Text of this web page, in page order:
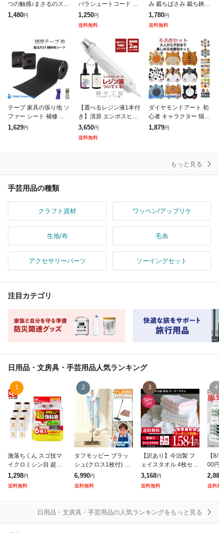
つの触感♪まさるのスク
イーズレジン セット グ
1,480円
パラシュートコード テ
ントロープ ガイドロー
プ 手芸 7芯 107色 ハン
犬
1,250円
送料無料
み 裁ちばさみ 裁ち鋏
洋裁 たちばさみ 手芸
はさみ 裁縫 裁ちばさみ
み 裁縫ハ
1,780円
送料無料
テープ 家具の張り地 ソ
ファー シート 補修 補
修テープ 補修テープ 布
1,629円
【選べるレジン液1本付
き】清原 エンボスヒー
ター 2段階スイッチ 1年
保証付 送料無料 レジン
3,650円
送料無料
ダイヤモンドアート 初
心者 キャラクター 猫
キャット 犬 いぬ 6-8点
1,879円
もっと見る
手芸用品の種類
クラフト資材 ワッペン/アップリケ
生地/布 毛糸
アクセサリーパーツ ソーイングセット
注目カテゴリ
日用品・文房具・手芸用品人気ランキング
1
激落ちくん スゴ技マ
イクロミシン目 超強
粘 粘着クリーナー ス
ペア 70周6P 粘着クリ
ーナー ミシン目 切り
1,298円
送料無料
2
タフモッピー ブラッ
シュ(クロス1枚付) じ
ゅん散歩 テレ朝通販
お掃除モップ 壁 窓ガ
ラス 網戸
6,990円
送料無料
3
【訳あり】今治製 フ
ェイスタオル 4枚セッ
ト 残糸 ボーダー 日本
製 送料無料
3,168円
送料無料
4
【
00
布
ッ
ト
送料
日用品・文房具・手芸用品の人気ランキングをもっと見る